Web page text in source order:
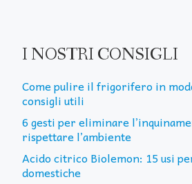
I NOSTRI CONSIGLI
Come pulire il frigorifero in
consigli utili
6 gesti per eliminare
rispettare l’ambiente
Acido citrico Biolemon: 15 usi
domestiche